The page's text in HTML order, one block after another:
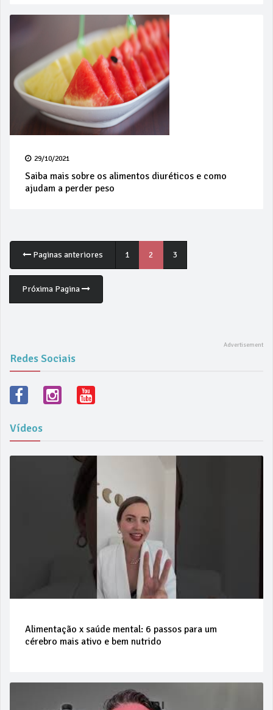
29/10/2021
Saiba mais sobre os alimentos diuréticos e como
ajudam a perder peso
Paginas anteriores 1 2 3
Próxima Pagina
Redes Sociais
Vídeos
Alimentação x saúde mental: 6 passos para um
cérebro mais ativo e bem nutrido